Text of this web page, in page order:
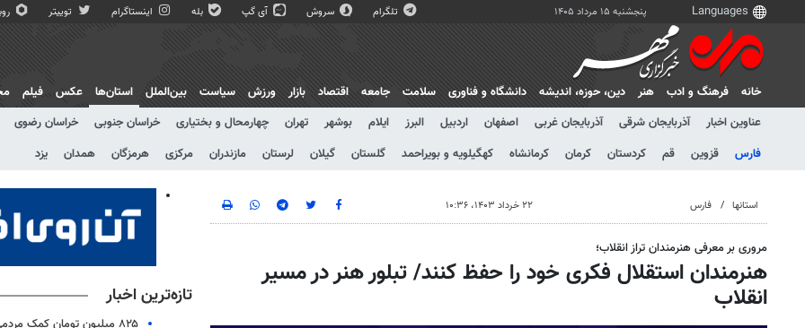
پنجشنبه ۱۵ مرداد ۱۴۰۵ تلگرام سروش آی گپ بله اینستاگرام توییتر
خانه فرهنگ و ادب هنر دين، حوزه، انديشه دانشگاه و فناوری سلامت جامعه اقتصاد بازار ورزش سیاست بین‌الملل
استان‌ها
عناوین اخبار
آذربایجان شرقی آذربایجان غربی اصفهان اردبیل البرز ایلام بوشهر تهران چهارمحال و بختیاری خراسان جنوبی خراسان رضوی
فارس
قزوین قم کردستان کرمان کرمانشاه کهگیلویه و بویراحمد گلستان گیلان لرستان مازندران مرکزی هرمزگان همدان یزد
عکس فیلم
استانها فارس ۲۲ خرداد ۱۴۰۳، ۱۰:۳۶
مروری بر معرفی هنرمندان تراز انقلاب؛
هنرمندان استقلال فکری خود را حفظ کنند/ تبلور هنر در مسیر
انقلاب تازه‌ترین اخبار